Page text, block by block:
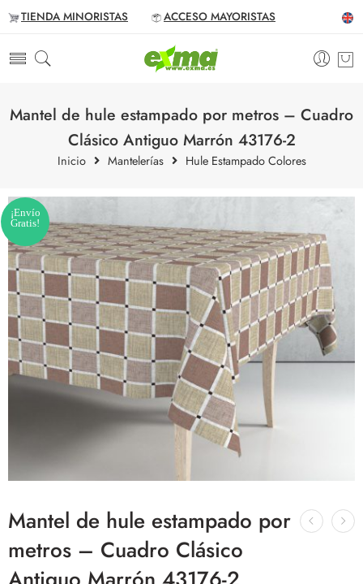
TIENDA MINORISTAS ACCESO MAYORISTAS
Mantel de hule estampado por metros – Cuadro
Clásico Antiguo Marrón 43176-2
Inicio Mantelerías Hule Estampado Colores
¡Envío
Gratis!
Mantel de hule estampado por
metros – Cuadro Clásico